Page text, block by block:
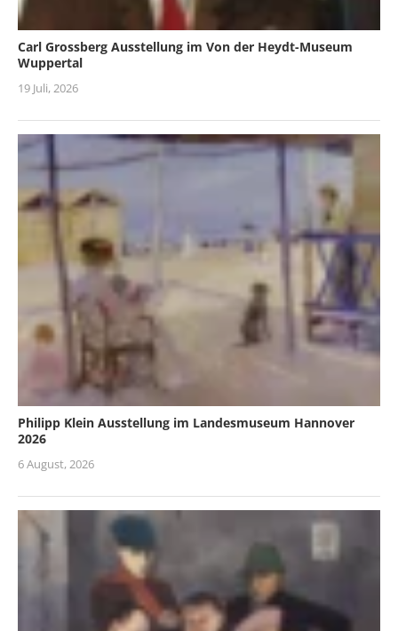
Carl Grossberg Ausstellung im Von der Heydt-Museum
Wuppertal
19 Juli, 2026
Philipp Klein Ausstellung im Landesmuseum Hannover
2026
6 August, 2026